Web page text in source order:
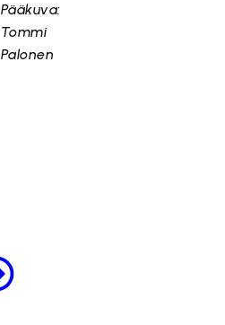
Pääkuva:
Tommi
Palonen